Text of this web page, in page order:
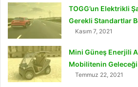
TOGG’un Elektrikli
Gerekli Standartlar
Kasım 7, 2021
Mini Güneş Enerjili
Mobilitenin
Temmuz 22, 2021